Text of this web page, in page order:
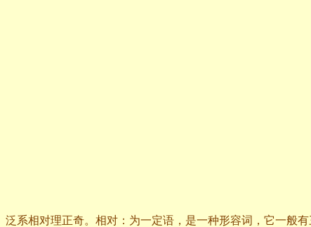
泛系相对理正奇。相对：为一定语，是一种形容词，它一般